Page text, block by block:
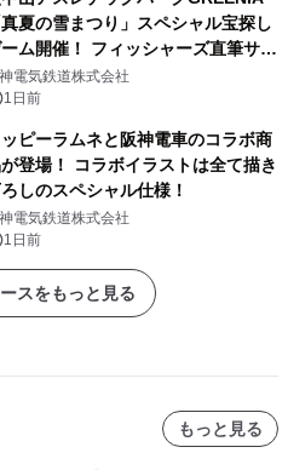
真夏の雪まつり」スペシャル宝探し
ム開催！ フィッシャーズ直筆サイ
紙など豪華景品が登場！
電気鉄道株式会社
1日前
ピーラムネと阪神電車のコラボ商
登場！ コラボイラストは全て描き
しのスペシャル仕様！
電気鉄道株式会社
1日前
スをもっと見る
もっと見る